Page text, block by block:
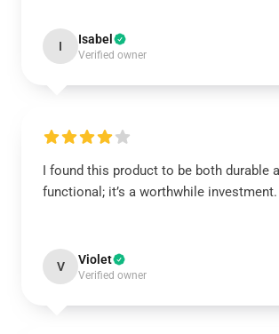
I Isabel
Verified owner
I found this product to be both durable
functional; it’s a worthwhile investment.
V Violet
Verified owner